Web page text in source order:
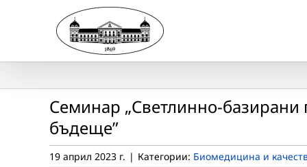
Семинар „Светлинно-базирани
бъдеще”
19 април 2023 г. | Категории: Биомедицина и